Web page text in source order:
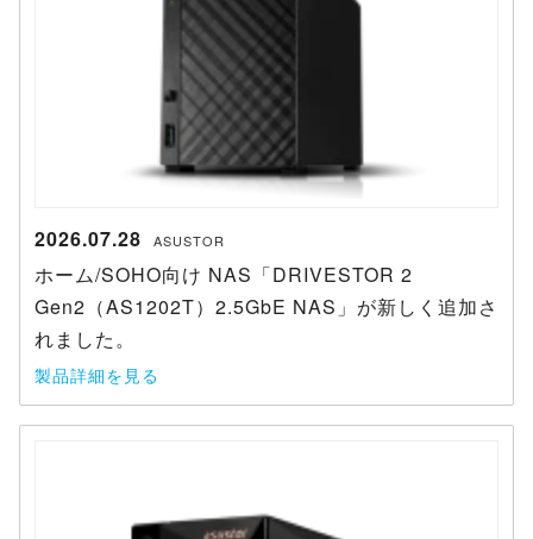
2026.07.28 ASUSTOR
ホーム/SOHO向け NAS「DRIVESTOR 2
Gen2（AS1202T）2.5GbE NAS」が新しく追加さ
れました。
製品詳細を見る